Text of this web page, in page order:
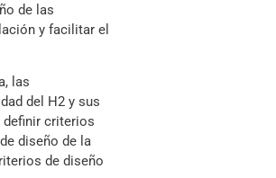
de las
y facilitar el
las
del H2 y sus
definir criterios
diseño de la
de diseño